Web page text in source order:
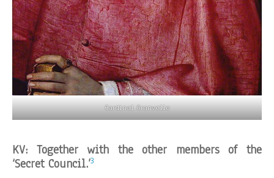
Cardinal Granvelle
KV: Together with the other members of the
‘Secret Council.’3